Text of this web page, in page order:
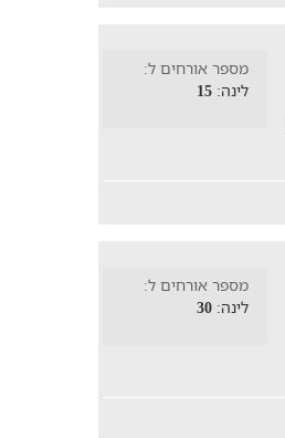
מספר אורחים ל:
לינה:15
מספר אורחים ל:
לינה:30